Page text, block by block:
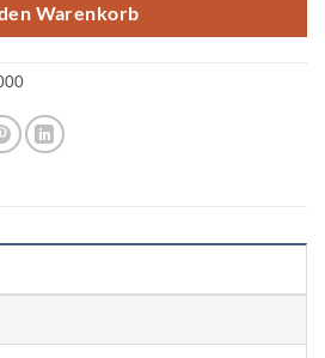
Warenkorb